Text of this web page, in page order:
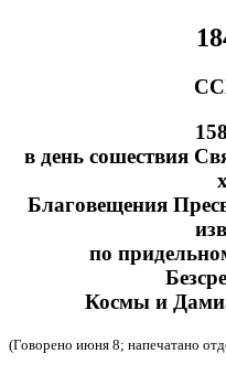
в день сошествия
Благовещения
по
Космы и
(Говорено июня 8; напечатано